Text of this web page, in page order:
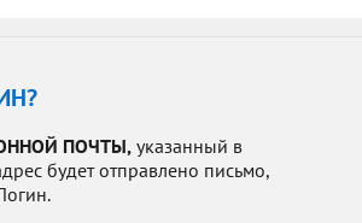
ПОЧТЫ,указанный в
будет отправлено письмо,